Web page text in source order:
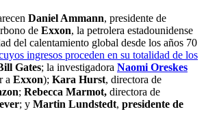
Daniel Ammann, presidente de
de Exxon, la petrolera estadounidense
del calentamiento global desde los años 70
ingresos proceden en su totalidad de los
Gates; la investigadora Naomi Oreskes
a Exxon); Kara Hurst, directora de
; Rebecca Marmot, directora de
; y Martin Lundstedt, presidente de